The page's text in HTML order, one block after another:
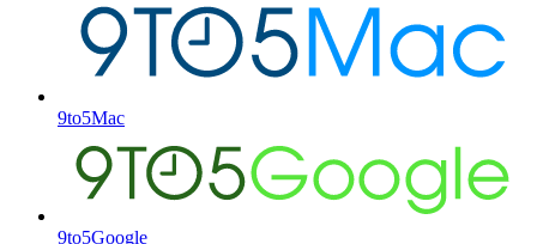
9to5Mac
9to5Google